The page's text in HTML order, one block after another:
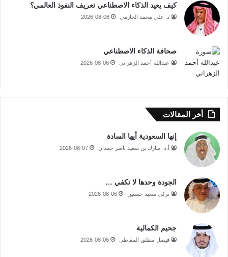
كيف يعيد الذكاء الاصطناعي تعريف النفوذ العالمي؟
د. علي محمد الحازمي 2026-08-06
صحافة الذكاء الاصطناعي
عبدالله أحمد الزهراني 2026-08-06
أخر المقالات
إنها السعودية أيها السادة
أ.د. مبارك بن سعيد ناصر حمدان 2026-08-07
الجودة وحدها لا تكفي …
تركي سعيد حسنين 2026-08-06
جحيم الكمالية
فيصل مطلق المقاطي 2026-08-06